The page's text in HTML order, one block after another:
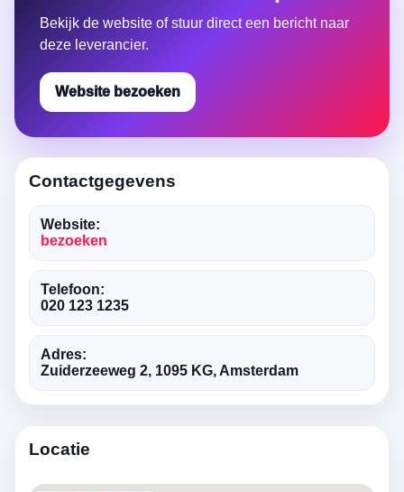
Bekijk de website of stuur direct een bericht naar
deze leverancier.
Website bezoeken
Contactgegevens
Website:
bezoeken
Telefoon:
020 123 1235
Adres:
Zuiderzeeweg 2, 1095 KG, Amsterdam
Locatie